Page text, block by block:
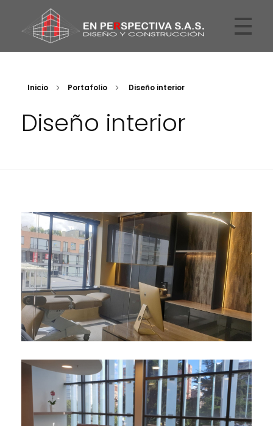
Inicio Portafolio Diseño interior
Diseño interior